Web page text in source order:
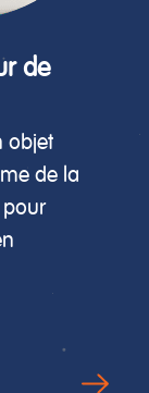
de
objet
de la
pour